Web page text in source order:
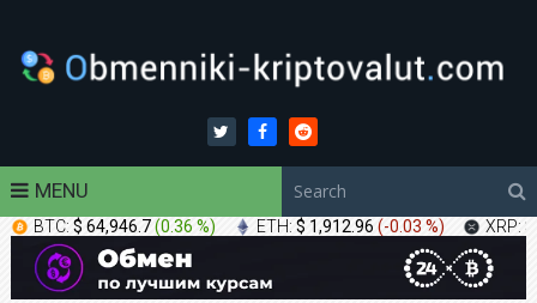
MENU
BTC: $ 64,946.7(0.36 %) ETH: $ 1,912.96 (-0.03 %) XRP: